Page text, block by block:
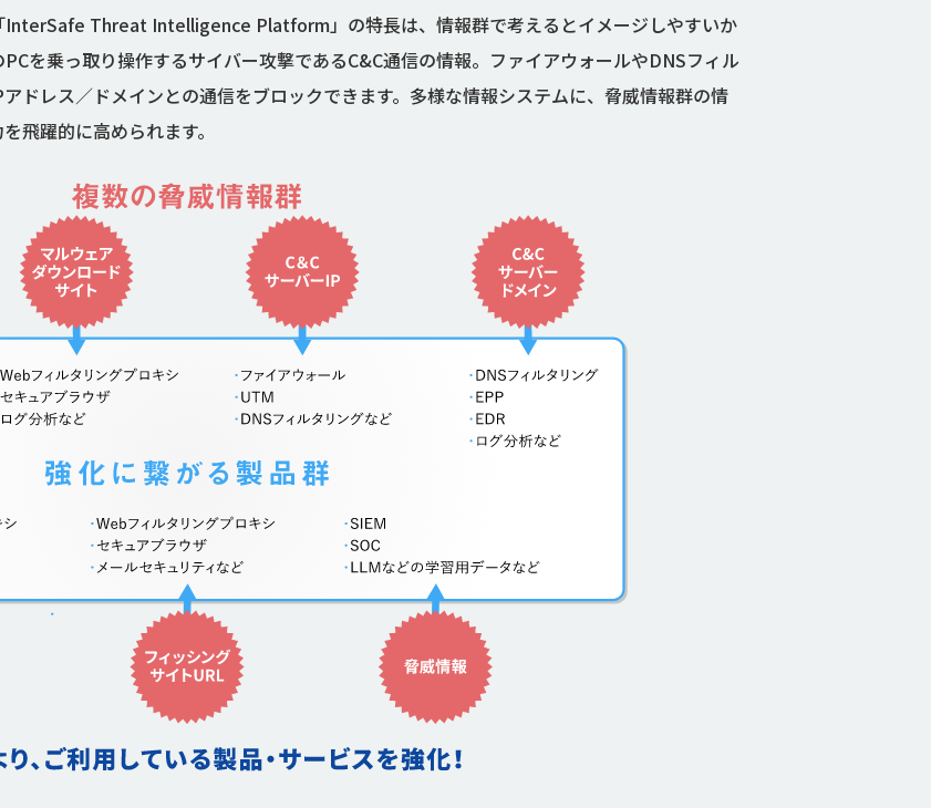
InterSafe Threat Intelligence Platform」の特長は、情報群で考えるとイメージしやすいか
を乗っ取り操作するサイバー攻撃であるC&C通信の情報。ファイアウォールやDNSフィル
ドレス／ドメインとの通信をブロックできます。多様な情報システムに、脅威情報群の情
飛躍的に高められます。